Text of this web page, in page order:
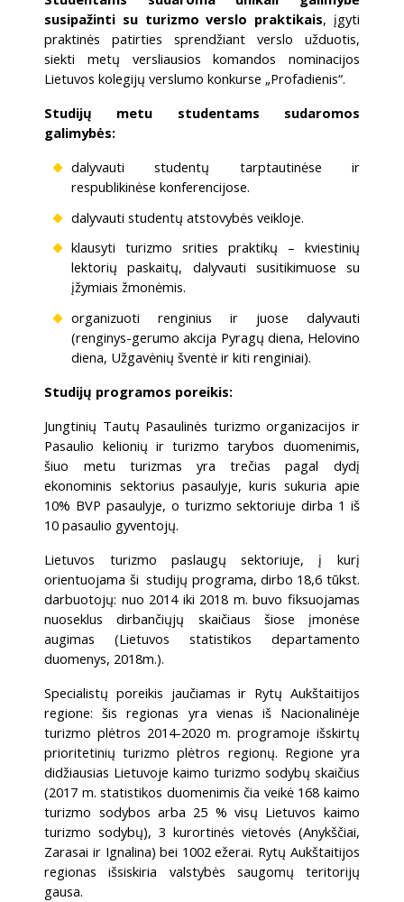
susipažinti su turizmo verslo praktikais, įgyti
praktinės patirties sprendžiant verslo užduotis,
siekti metų versliausios komandos nominacijos
Lietuvos kolegijų verslumo konkurse „Profadienis“.
Studijų metu studentams sudaromos
galimybės:
dalyvauti studentų tarptautinėse ir
respublikinėse konferencijose.
dalyvauti studentų atstovybės veikloje.
klausyti turizmo srities praktikų – kviestinių
lektorių paskaitų, dalyvauti susitikimuose su
įžymiais žmonėmis.
organizuoti renginius ir juose dalyvauti
(renginys-gerumo akcija Pyragų diena, Helovino
diena, Užgavėnių šventė ir kiti renginiai).
Studijų programos poreikis:
Jungtinių Tautų Pasaulinės turizmo organizacijos ir
Pasaulio kelionių ir turizmo tarybos duomenimis,
šiuo metu turizmas yra trečias pagal dydį
ekonominis sektorius pasaulyje, kuris sukuria apie
10% BVP pasaulyje, o turizmo sektoriuje dirba 1 iš
10 pasaulio gyventojų.
Lietuvos turizmo paslaugų sektoriuje, į kurį
orientuojama ši studijų programa, dirbo 18,6 tūkst.
darbuotojų: nuo 2014 iki 2018 m. buvo fiksuojamas
nuoseklus dirbančiųjų skaičiaus šiose įmonėse
augimas (Lietuvos statistikos departamento
duomenys, 2018m.).
Specialistų poreikis jaučiamas ir Rytų Aukštaitijos
regione: šis regionas yra vienas iš Nacionalinėje
turizmo plėtros 2014-2020 m. programoje išskirtų
prioritetinių turizmo plėtros regionų. Regione yra
didžiausias Lietuvoje kaimo turizmo sodybų skaičius
(2017 m. statistikos duomenimis čia veikė 168 kaimo
turizmo sodybos arba 25 % visų Lietuvos kaimo
turizmo sodybų), 3 kurortinės vietovės (Anykščiai,
Zarasai ir Ignalina) bei 1002 ežerai. Rytų Aukštaitijos
regionas išsiskiria valstybės saugomų teritorijų
gausa.